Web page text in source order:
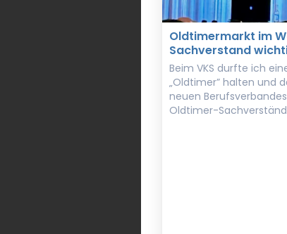
Oldtimermarkt im
Sachverstand
Beim VKS durfte ich
„Oldtimer” halten und
neuen
Oldtimer-